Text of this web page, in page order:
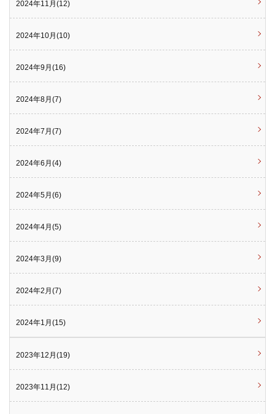
2024年11月(12)
2024年10月(10)
2024年9月(16)
2024年8月(7)
2024年7月(7)
2024年6月(4)
2024年5月(6)
2024年4月(5)
2024年3月(9)
2024年2月(7)
2024年1月(15)
2023年12月(19)
2023年11月(12)